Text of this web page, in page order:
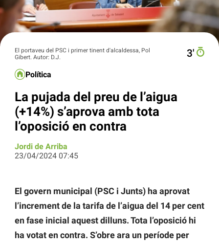
El portaveu del PSC i primer tinent d'alcaldessa, Pol
Gibert. Autor: D.J.
3′
Política
La pujada del preu de l’aigua
(+14%) s’aprova amb tota
l’oposició en contra
Jordi de Arriba
23/04/2024 07:45
El govern municipal (PSC i Junts) ha aprovat
l’increment de la tarifa de l’aigua del 14 per cent
en fase inicial aquest dilluns. Tota l’oposició hi
ha votat en contra. S’obre ara un període per